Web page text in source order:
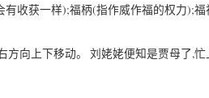
收获一样);福柄(指作威作福的权力);
方向上下移动。 刘姥姥便知是贾母了,